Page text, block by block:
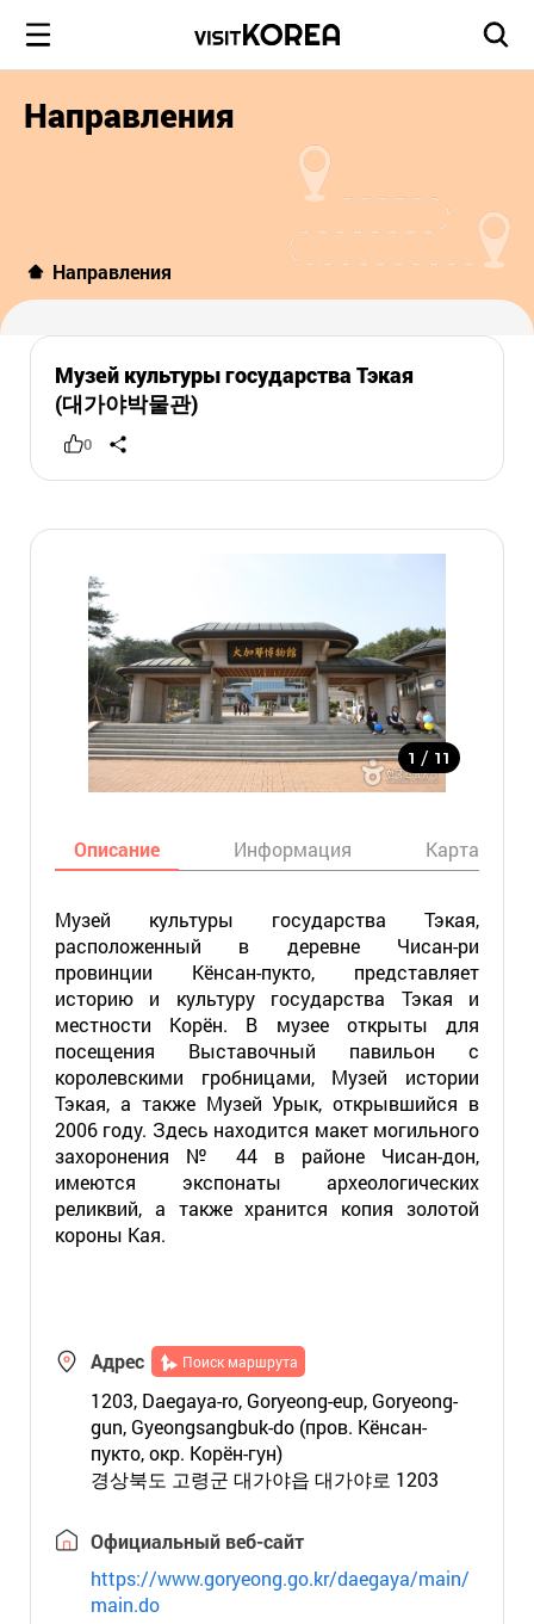
Направления
Направления
Музей культуры государства Тэкая
(대가야박물관)
0
1 / 11
Описание Информация Карта
Музей культуры государства Тэкая,
расположенный в деревне Чисан-ри
провинции Кёнсан-пукто, представляет
историю и культуру государства Тэкая и
местности Корён. В музее открыты для
посещения Выставочный павильон с
королевскими гробницами, Музей истории
Тэкая, а также Музей Урык, открывшийся в
2006 году. Здесь находится макет могильного
захоронения № 44 в районе Чисан-дон,
имеются экспонаты археологических
реликвий, а также хранится копия золотой
короны Кая.
Адрес Поиск маршрута
1203, Daegaya-ro, Goryeong-eup, Goryeong-
gun, Gyeongsangbuk-do (пров. Кёнсан-
пукто, окр. Корён-гун)
경상북도 고령군 대가야읍 대가야로 1203
Официальный веб-сайт
https://www.goryeong.go.kr/daegaya/main/
main.do